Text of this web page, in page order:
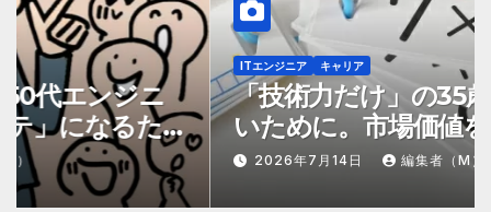
ITエンジニア キャリア
「技術力だけ」の35歳で終わらな
いために。市場価値を1.5倍にする
『プラスα』の掛け算
2026年7月14日 編集者（M）